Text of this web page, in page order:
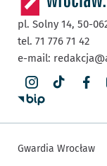
pl. Solny 14, 50-
tel. 71 776 71 42
e-mail:
Gwardia Wrocław